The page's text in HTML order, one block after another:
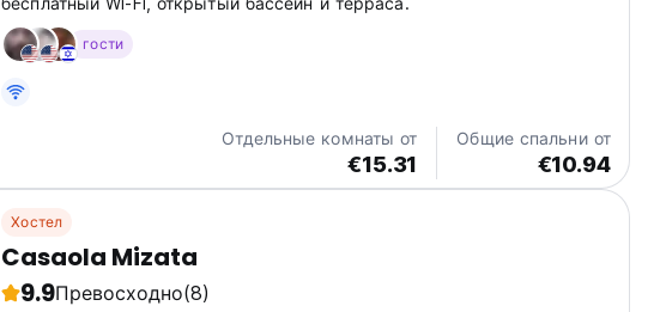
гости
Отдельные комнаты от
€15.31
Общие спальни от
€10.94
Хостел
Casaola Mizata
9.9Превосходно(8)